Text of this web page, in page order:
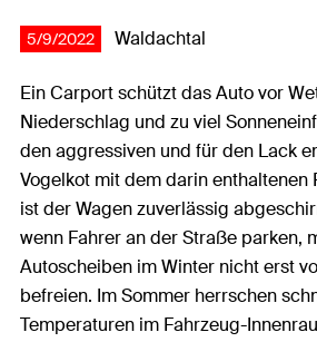
5/9/2022 Waldachtal
Ein Carport schützt das Auto vor
Niederschlag und zu viel
den aggressiven und für den Lack
Vogelkot mit dem darin enthaltenen
ist der Wagen zuverlässig
wenn Fahrer an der Straße parken,
Autoscheiben im Winter nicht erst
befreien. Im Sommer herrschen
Temperaturen im Fahrzeug-